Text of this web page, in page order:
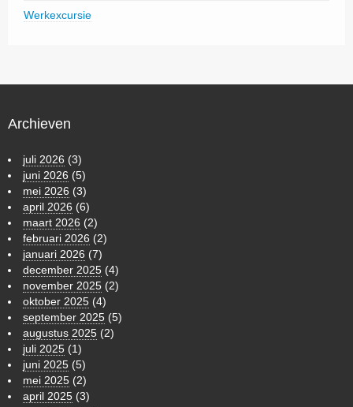
Werkexcursie
Archieven
juli 2026 (3)
juni 2026 (5)
mei 2026 (3)
april 2026 (6)
maart 2026 (2)
februari 2026 (2)
januari 2026 (7)
december 2025 (4)
november 2025 (2)
oktober 2025 (4)
september 2025 (5)
augustus 2025 (2)
juli 2025 (1)
juni 2025 (5)
mei 2025 (2)
april 2025 (3)